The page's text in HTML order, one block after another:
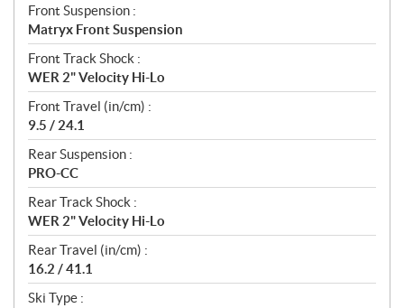
Front Suspension :
Matryx Front Suspension
Front Track Shock :
WER 2" Velocity Hi-Lo
Front Travel (in/cm) :
9.5 / 24.1
Rear Suspension :
PRO-CC
Rear Track Shock :
WER 2" Velocity Hi-Lo
Rear Travel (in/cm) :
16.2 / 41.1
Ski Type :